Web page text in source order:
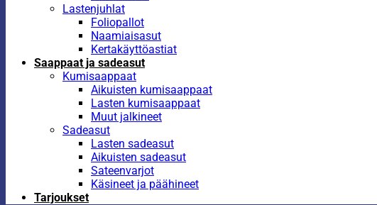
Lastenjuhlat
Foliopallot
Naamiaisasut
Kertakäyttöastiat
Saappaat ja sadeasut
Kumisaappaat
Aikuisten kumisaappaat
Lasten kumisaappaat
Muut jalkineet
Sadeasut
Lasten sadeasut
Aikuisten sadeasut
Sateenvarjot
Käsineet ja päähineet
Tarjoukset